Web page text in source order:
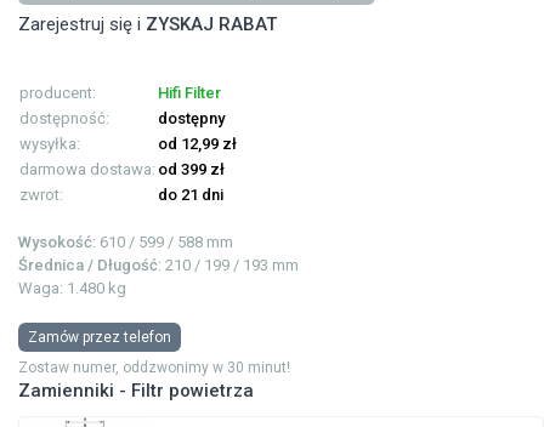
Zarejestruj się i ZYSKAJ RABAT
producent:
Hifi Filter
dostępność:
dostępny
wysyłka:
od 12,99 zł
darmowa dostawa: od 399 zł
zwrot:
do 21 dni
Wysokość: 610 / 599 / 588 mm
Średnica / Długość: 210 / 199 / 193 mm
Waga: 1.480 kg
Zamów przez telefon
Zostaw numer, oddzwonimy w 30 minut!
Zamienniki - Filtr powietrza